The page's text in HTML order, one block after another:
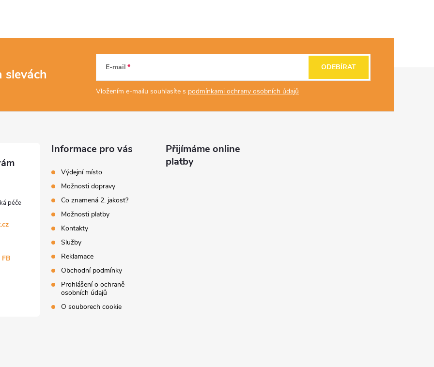
slevách E-mail
Vložením e-mailu souhlasíte s podmínkami ochrany osobních údajů
ODEBÍRAT
Informace pro vás
Výdejní místo
Možnosti dopravy
Co znamená 2. jakost?
Možnosti platby
Kontakty
Služby
Reklamace
Obchodní podmínky
Prohlášení o ochraně
osobních údajů
O souborech cookie
Přijímáme online
platby